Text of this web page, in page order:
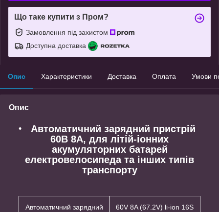
Що таке купити з Пром?
Замовлення під захистом
Доступна доставка
Опис Характеристики Доставка Оплата Умови
Опис
Автоматичний зарядний пристрій
60В 8А, для літій-іонних
акумуляторних батарей
електровелосипеда та інших типів
транспорту
Автоматичний зарядний
60V 8A (67.2V) li-ion 16S